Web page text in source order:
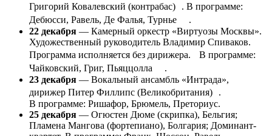
Григорий Ковалевский (контрабас) . В программе:
Дебюсси, Равель, Де Фалья, Турнье .
22 декабря — Камерный оркестр «Виртуозы Москвы».
Художественный руководитель Владимир Спиваков.
Программа исполняется без дирижера. В программе:
Чайковский, Григ, Пьяццолла .
23 декабря — Вокальный ансамбль «Интрада»,
дирижер Питер Филлипс (Великобритания) .
В программе: Ришафор, Брюмель, Преториус.
25 декабря — Огюстен Дюме (скрипка), Бельгия;
Пламена Мангова (фортепиано), Болгария; Доминант-